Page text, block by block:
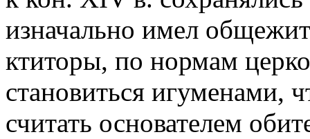
изначально имел
ктиторы, по нормам
становиться игуменами,
считать основателем